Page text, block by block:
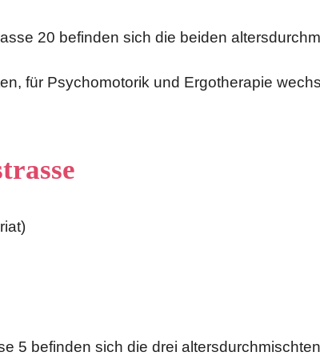
20 befinden sich die beiden
für Psychomotorik und Ergotherapie
5 befinden sich die drei